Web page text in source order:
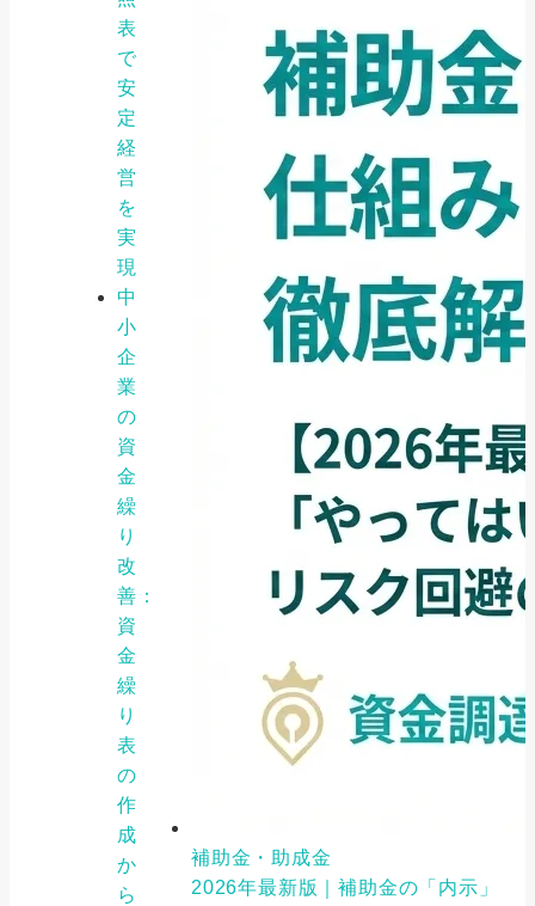
表
で
安
定
経
営
を
実
現
中
小
企
業
の
資
金
繰
り
改
善：
資
金
繰
り
表
の
作
成
か
ら
補助金・助成金
2026年最新版｜補助金の「内示」